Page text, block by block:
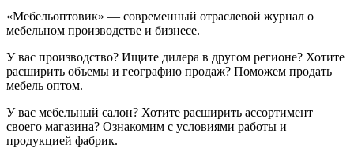
«Мебельоптовик» — современный отраслевой журнал о
мебельном производстве и бизнесе.
У вас производство? Ищите дилера в другом регионе? Хотите
расширить объемы и географию продаж? Поможем продать
мебель оптом.
У вас мебельный салон? Хотите расширить ассортимент
своего магазина? Ознакомим с условиями работы и
продукцией фабрик.